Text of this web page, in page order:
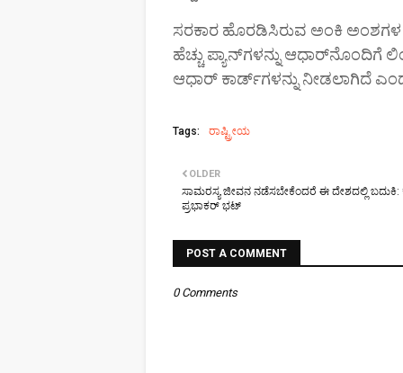
ಸರಕಾರ ಹೊರಡಿಸಿರುವ ಅಂಕಿ ಅಂಶಗಳ
ಹೆಚ್ಚು ಪ್ಯಾನ್‌ಗಳನ್ನು ಆಧಾರ್‌ನೊಂದಿಗೆ
ಆಧಾರ್ ಕಾರ್ಡ್‌ಗಳನ್ನು ನೀಡಲಾಗಿದೆ
Tags: ರಾಷ್ಟ್ರೀಯ
OLDER
ಸಾಮರಸ್ಯ ಜೀವನ ನಡೆಸಬೇಕೆಂದರೆ ಈ ದೇಶದಲ್ಲಿ ಬದುಕಿ:
ಪ್ರಭಾಕರ್ ಭಟ್
POST A COMMENT
0 Comments